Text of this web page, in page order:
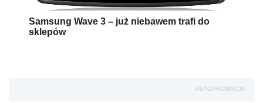
Samsung Wave 3 – już niebawem trafi do
sklepów
AUTOPROMOCJA